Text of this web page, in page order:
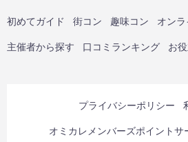
初めてガイド 街コン 趣味コン オンラ
主催者から探す 口コミランキング お
プライバシーポリシー
オミカレメンバーズポイントサ